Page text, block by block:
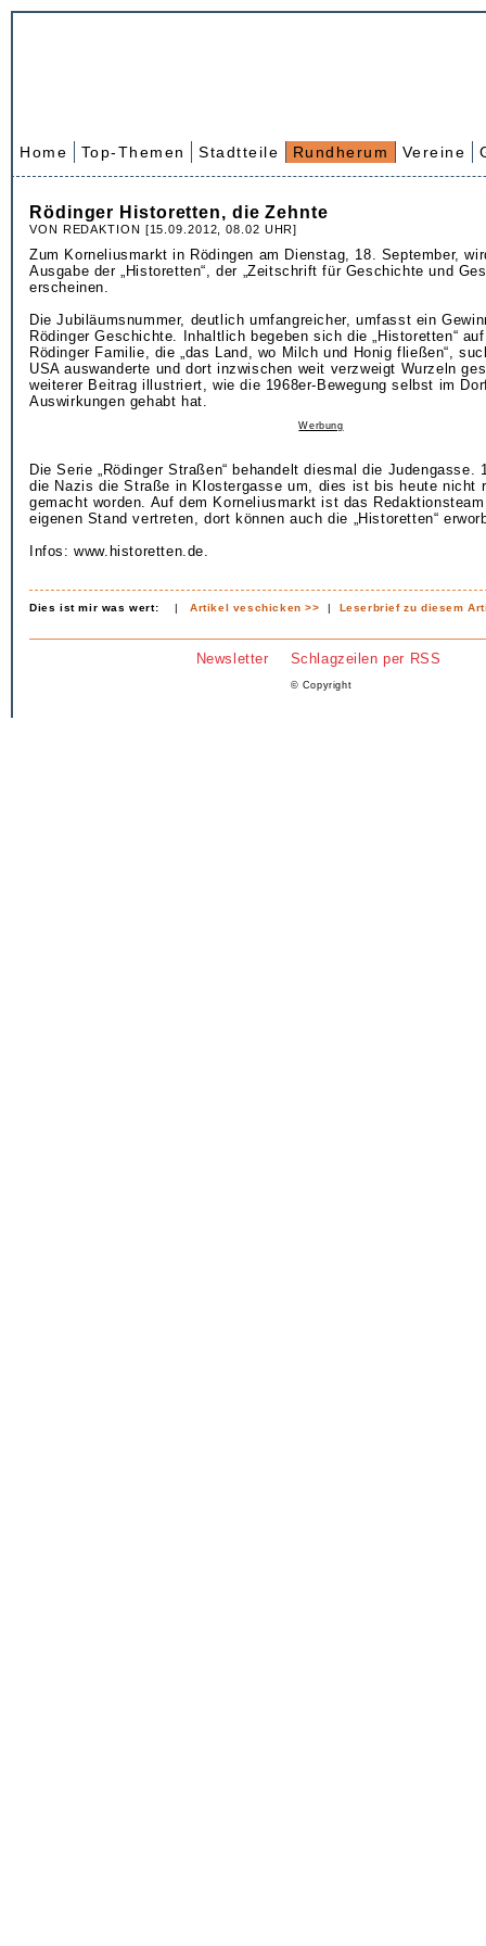
Home Top-Themen Stadtteile Rundherum Vereine
Rödinger Historetten, die Zehnte
VON REDAKTION [15.09.2012, 08.02 UHR]
Zum Korneliusmarkt in Rödingen am Dienstag, 18. September,
Ausgabe der „Historetten“, der „Zeitschrift für Geschichte und
erscheinen.
Die Jubiläumsnummer, deutlich umfangreicher, umfasst ein
Rödinger Geschichte. Inhaltlich begeben sich die „Historetten“
Rödinger Familie, die „das Land, wo Milch und Honig fließen“,
USA auswanderte und dort inzwischen weit verzweigt Wurzeln
weiterer Beitrag illustriert, wie die 1968er-Bewegung selbst im
Auswirkungen gehabt hat.
Werbung
Die Serie „Rödinger Straßen“ behandelt diesmal die Judengasse.
die Nazis die Straße in Klostergasse um, dies ist bis heute nicht
gemacht worden. Auf dem Korneliusmarkt ist das
eigenen Stand vertreten, dort können auch die „Historetten“
Infos: www.historetten.de.
Dies ist mir was wert: |Artikel veschicken >> | Leserbrief zu diesem
Newsletter Schlagzeilen per RSS
© Copyright